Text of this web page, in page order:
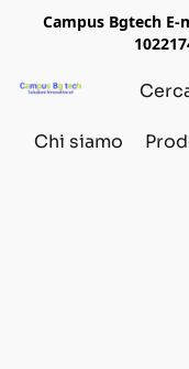
Campus Bgtech
Chi siamo